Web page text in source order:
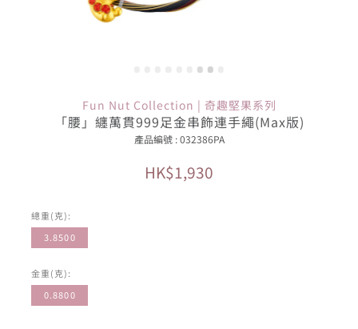
Fun Nut Collection | 奇趣堅果系列
「腰」纏萬貫999足金串飾連手繩(Max版)
產品編號 : 032386PA
HK$1,930
總重(克):
3.8500
金重(克):
0.8800